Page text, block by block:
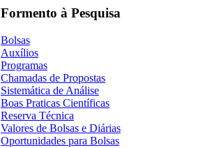
Formento à Pesquisa
Bolsas
Auxílios
Programas
Chamadas de Propostas
Sistemática de Análise
Boas Praticas Científicas
Reserva Técnica
Valores de Bolsas e Diárias
Oportunidades para Bolsas